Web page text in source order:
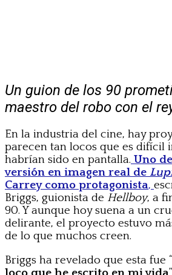
Un guion de los 90
maestro del robo con el
En la industria del cine, hay
parecen tan locos que es difícil
habrían sido en pantalla. Uno
versión en imagen real de
Carrey como protagonista,
Briggs, guionista de Hellboy, a
90. Y aunque hoy suena a un
delirante, el proyecto estuvo
de lo que muchos creen.
Briggs ha revelado que esta fue “